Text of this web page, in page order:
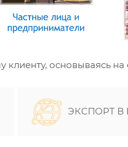
основываясь на
ЭКСПОРТ В